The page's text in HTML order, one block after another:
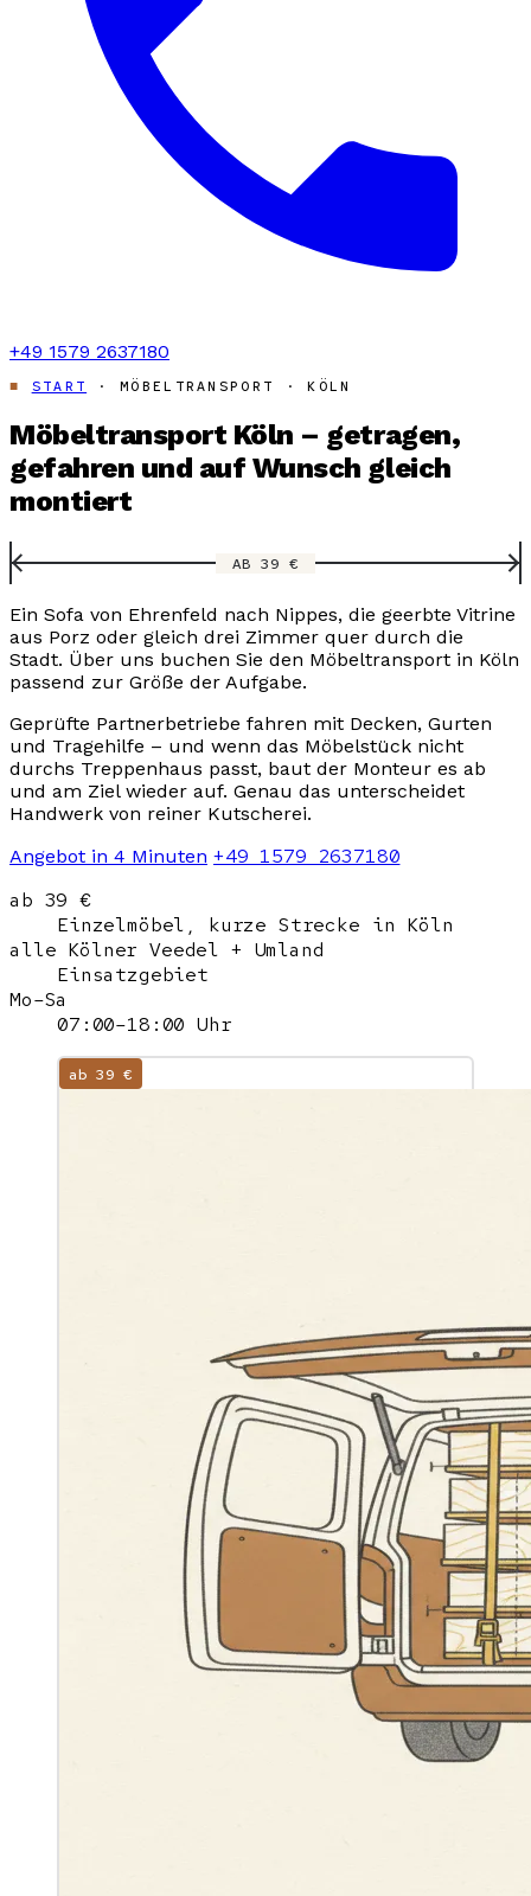
+49 1579 2637180
START · MÖBELTRANSPORT · KÖLN
Möbeltransport Köln – getragen,
gefahren und auf Wunsch gleich
montiert
AB 39 €
Ein Sofa von Ehrenfeld nach Nippes, die geerbte Vitrine
aus Porz oder gleich drei Zimmer quer durch die
Stadt. Über uns buchen Sie den Möbeltransport in Köln
passend zur Größe der Aufgabe.
Geprüfte Partnerbetriebe fahren mit Decken, Gurten
und Tragehilfe – und wenn das Möbelstück nicht
durchs Treppenhaus passt, baut der Monteur es ab
und am Ziel wieder auf. Genau das unterscheidet
Handwerk von reiner Kutscherei.
Angebot in 4 Minuten +49 1579 2637180
ab 39 €
Einzelmöbel, kurze Strecke in Köln
alle Kölner Veedel + Umland
Einsatzgebiet
Mo–Sa
07:00–18:00 Uhr
ab 39 €